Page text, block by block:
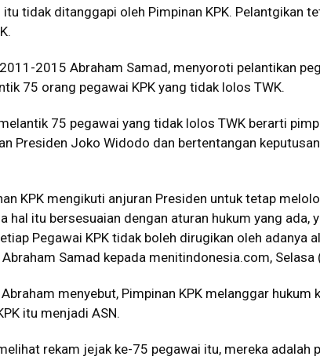
itu tidak ditanggapi oleh Pimpinan KPK. Pelantgikan
2015 Abraham Samad, menyoroti pelantikan
75 orang pegawai KPK yang tidak lolos TWK.
75 pegawai yang tidak lolos TWK berarti
Presiden Joko Widodo dan bertentangan
KPK mengikuti anjuran Presiden untuk tetap
hal itu bersesuaian dengan aturan hukum yang ada,
Pegawai KPK tidak boleh dirugikan oleh adanya
Abraham Samad kepada menitindonesia.com,
menyebut, Pimpinan KPK melanggar hukum
itu menjadi ASN.
rekam jejak ke-75 pegawai itu, mereka adalah